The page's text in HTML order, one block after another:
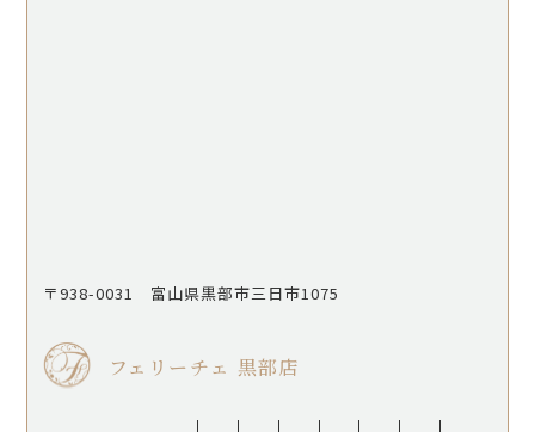
〒938-0031 富山県黒部市三日市1075
フェリーチェ 黒部店